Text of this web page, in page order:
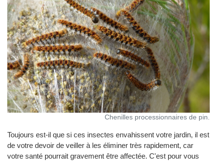
Chenilles processionnaires de pin.
Toujours est-il que si ces insectes envahissent votre jardin, il est
de votre devoir de veiller à les éliminer très rapidement, car
votre santé pourrait gravement être affectée. C'est pour vous